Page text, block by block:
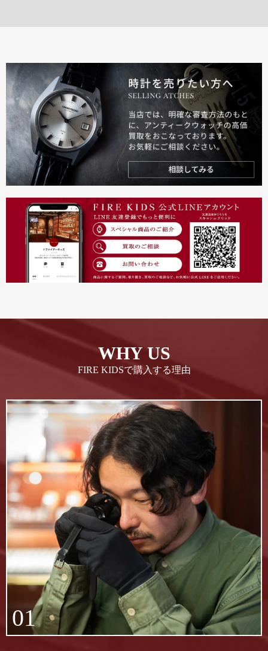
WHY US
FIRE KIDSで購入する理由
01